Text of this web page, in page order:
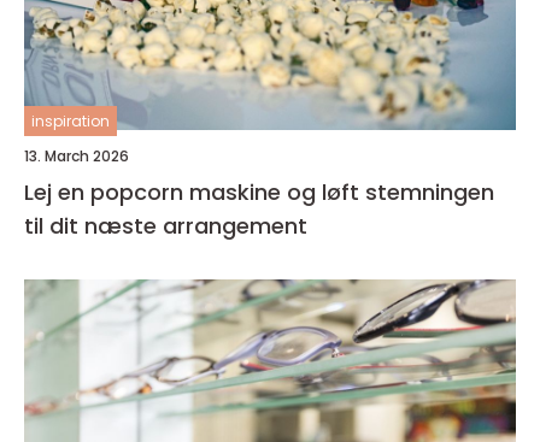
inspiration
13. March 2026
Lej en popcorn maskine og løft stemningen
til dit næste arrangement